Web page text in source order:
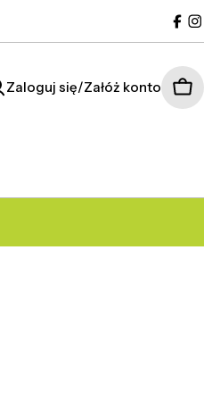
Zaloguj się/Załóż konto